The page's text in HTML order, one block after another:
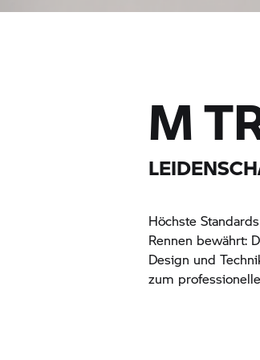
M
Höchste
Rennen bewährt:
Design und
zum